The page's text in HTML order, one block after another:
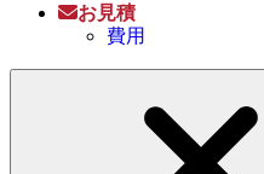
お見積
費用